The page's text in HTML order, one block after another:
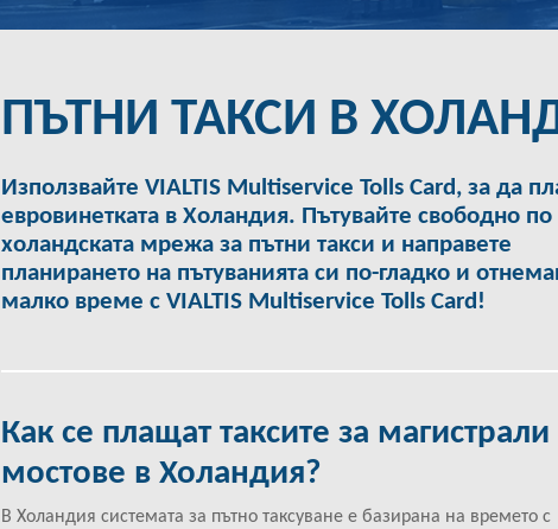
ПЪТНИ ТАКСИ В
Използвайте VIALTIS Multiservice Tolls Card, за да
евровинетката в Холандия. Пътувайте свободно по
холандската мрежа за пътни такси и направете
планирането на пътуванията си по-гладко и
малко време с VIALTIS Multiservice Tolls Card!
Как се плащат таксите за магистрали
мостове в Холандия?
В Холандия системата за пътно таксуване е базирана на времето с